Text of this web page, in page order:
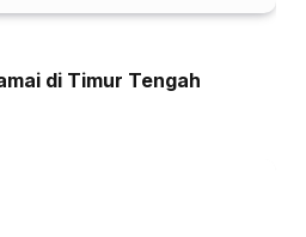
di Timur Tengah